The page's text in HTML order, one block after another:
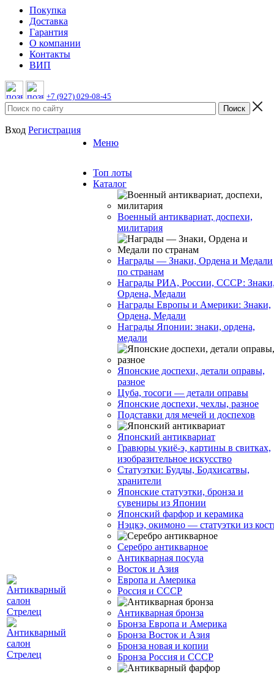
Покупка
Доставка
Гарантия
О компании
Контакты
ВИП
+7 (927) 029-08-45
Вход Регистрация
Меню
Топ лоты
Каталог
Военный антиквариат, доспехи,
милитария
Награды — Знаки, Ордена и Медали
по странам
Награды РИА, России, СССР:
Ордена, Медали
Награды Европы и Америки: Знаки,
Ордена, Медали
Награды Японии: знаки, ордена,
медали
Японские доспехи, детали оправы,
разное
Цуба, тосоги — детали оправы
Японские доспехи, чехлы, разное
Подставки для мечей и доспехов
Японский антиквариат
Гравюры укиё-э, картины в свитках,
изобразительное искусство
Статуэтки: Будды, Бодхисатвы,
хранители
Японские статуэтки, бронза и
сувениры из Японии
Японский фарфор и керамика
Нэцкэ, окимоно — статуэтки из
Серебро антикварное
Антикварная посуда
Восток и Азия
Европа и Америка
Россия и СССР
Антикварная бронза
Бронза Европа и Америка
Бронза Восток и Азия
Бронза новая и копии
Бронза Россия и СССР